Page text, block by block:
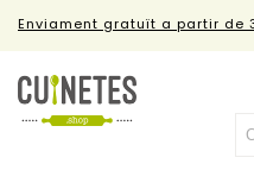
Enviament gratuït a partir de